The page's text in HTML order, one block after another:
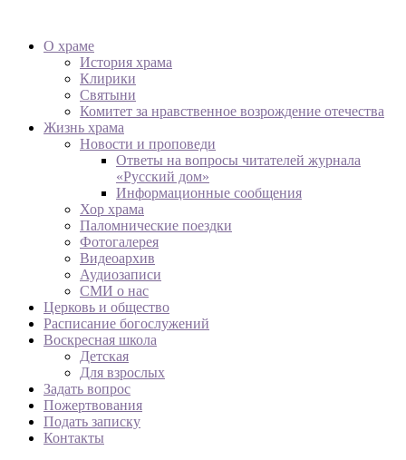
О храме
История храма
Клирики
Святыни
Комитет за нравственное возрождение отечества
Жизнь храма
Новости и проповеди
Ответы на вопросы читателей журнала
«Русский дом»
Информационные сообщения
Хор храма
Паломнические поездки
Фотогалерея
Видеоархив
Аудиозаписи
СМИ о нас
Церковь и общество
Расписание богослужений
Воскресная школа
Детская
Для взрослых
Задать вопрос
Пожертвования
Подать записку
Контакты